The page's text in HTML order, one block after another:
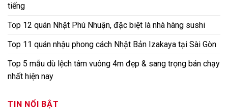
tiếng
Top 12 quán Nhật Phú Nhuận, đặc biệt là nhà hàng sushi
Top 11 quán nhậu phong cách Nhật Bản Izakaya tại Sài Gòn
Top 5 mẫu dù lệch tâm vuông 4m đẹp & sang trọng bán chạy
nhất hiện nay
TIN NỔI BẬT